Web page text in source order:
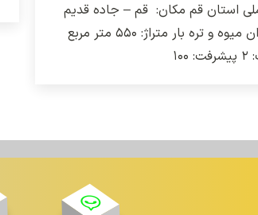
استان قم مکان: قم – جاده قدیم
تهران – میدان میوه و تره بار متراژ: ۵۵۰ متر مربع